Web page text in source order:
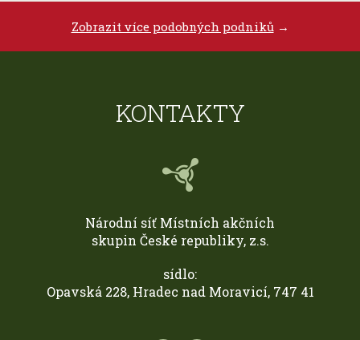
Zobrazit více podobných podniků→
KONTAKTY
Národní síť Místních akčních
skupin České republiky, z.s.
sídlo:
Opavská 228, Hradec nad Moravicí, 747 41